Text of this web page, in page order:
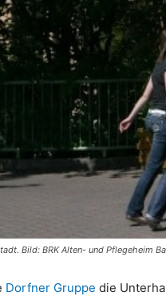
Bild: BRK Alten- und Pflegeheim
Dorfner Gruppe die